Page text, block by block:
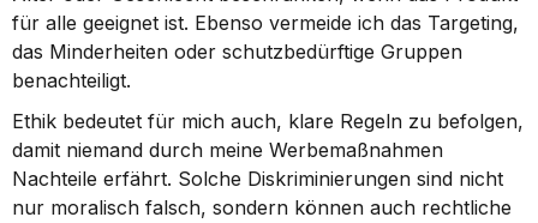
für alle geeignet ist. Ebenso vermeide ich das Targeting,
das Minderheiten oder schutzbedürftige Gruppen
benachteiligt.
Ethik bedeutet für mich auch, klare Regeln zu befolgen,
damit niemand durch meine Werbemaßnahmen
Nachteile erfährt. Solche Diskriminierungen sind nicht
nur moralisch falsch, sondern können auch rechtliche